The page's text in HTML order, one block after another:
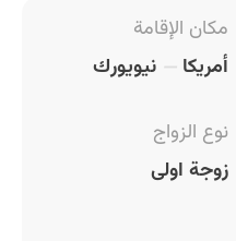
مكان الإقامة
أمريكا
نيويورك
نوع الزواج
زوجة اولى